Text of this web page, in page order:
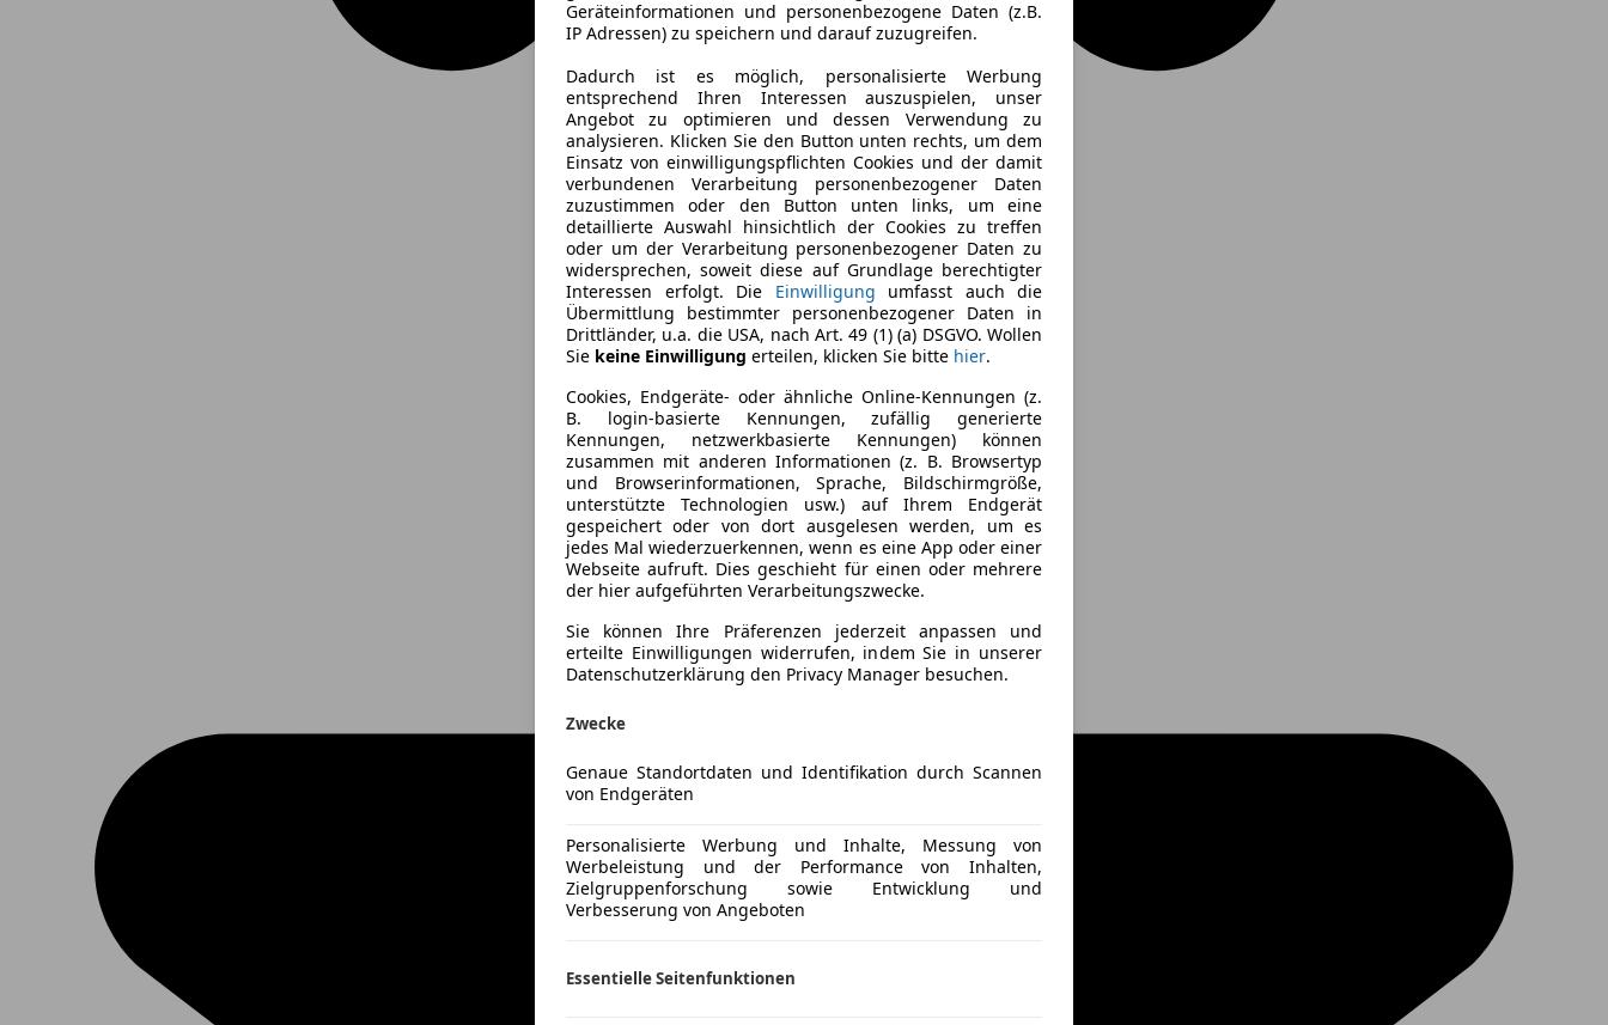
Geräteinformationen und personenbezogene Daten (z.B.
IP Adressen) zu speichern und darauf zuzugreifen.
Dadurch ist es möglich, personalisierte Werbung
entsprechend Ihren Interessen auszuspielen, unser
Angebot zu optimieren und dessen Verwendung zu
analysieren. Klicken Sie den Button unten rechts, um dem
Einsatz von einwilligungspflichten Cookies und der damit
verbundenen Verarbeitung personenbezogener Daten
zuzustimmen oder den Button unten links, um eine
detaillierte Auswahl hinsichtlich der Cookies zu treffen
oder um der Verarbeitung personenbezogener Daten zu
widersprechen, soweit diese auf Grundlage berechtigter
Interessen erfolgt. Die Einwilligung umfasst auch die
Übermittlung bestimmter personenbezogener Daten in
Drittländer, u.a. die USA, nach Art. 49 (1) (a) DSGVO. Wollen
Sie keine Einwilligung erteilen, klicken Sie bitte hier.
Cookies, Endgeräte- oder ähnliche Online-Kennungen (z.
B. login-basierte Kennungen, zufällig generierte
Kennungen, netzwerkbasierte Kennungen) können
zusammen mit anderen Informationen (z. B. Browsertyp
und Browserinformationen, Sprache, Bildschirmgröße,
unterstützte Technologien usw.) auf Ihrem Endgerät
gespeichert oder von dort ausgelesen werden, um es
jedes Mal wiederzuerkennen, wenn es eine App oder einer
Webseite aufruft. Dies geschieht für einen oder mehrere
der hier aufgeführten Verarbeitungszwecke.
Sie können Ihre Präferenzen jederzeit anpassen und
erteilte Einwilligungen widerrufen, indem Sie in unserer
Datenschutzerklärung den Privacy Manager besuchen.
Zwecke
Genaue Standortdaten und Identifikation durch Scannen
von Endgeräten
Personalisierte Werbung und Inhalte, Messung von
Werbeleistung und der Performance von Inhalten,
Zielgruppenforschung sowie Entwicklung und
Verbesserung von Angeboten
Essentielle Seitenfunktionen